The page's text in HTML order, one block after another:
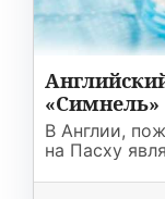
«Симнель»
В Англии,
на Пасху